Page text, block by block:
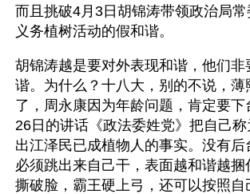
而且挑破4月3日胡锦涛带领政治局
义务植树活动的假和谐。
胡锦涛越是要对外表现和谐，他们非
谐。为什么？十八大，别的不说，薄
了，周永康因为年龄问题，肯定要下
26日的讲话《政法委姓党》把自己
出江泽民已成植物人的事实。没有后
必须跳出来自己干，表面越和谐越捆
撕破脸，霸王硬上弓，还可以按照自